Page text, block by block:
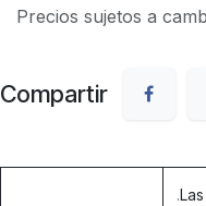
Precios sujetos a
Compartir
.